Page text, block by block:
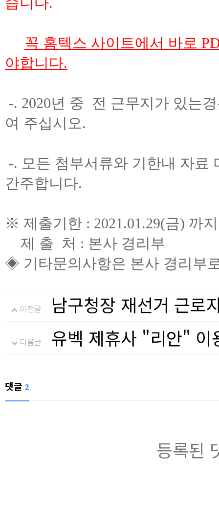
꼭 홈텍스 사이트에서 바로
야합니다.
-. 2020년 중 전 근무지가 있는
여 주십시오.
-. 모든 첨부서류와 기한내 자료
간주합니다.
※ 제출기한 : 2021.01.29(금) 까지
제 출 처 : 본사 경리부
◈ 기타문의사항은 본사 경리부
이전글 남구청장 재선거 근로
다음글 유벡 제휴사 "리안" 이
댓글 2
등록된